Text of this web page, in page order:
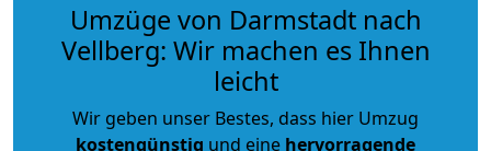
Umzüge von Darmstadt nach
Vellberg: Wir machen es Ihnen
leicht
Wir geben unser Bestes, dass hier Umzug
kostengünstig und eine hervorragende